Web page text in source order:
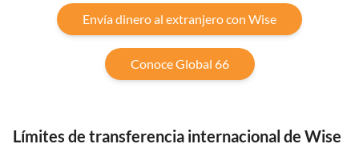
Envía dinero al extranjero con Wise
Conoce Global 66
Límites de transferencia internacional de Wise